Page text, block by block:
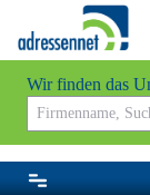
Wir finden das